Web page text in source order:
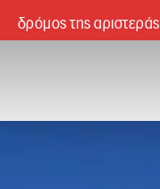
δρόμος της αριστεράς